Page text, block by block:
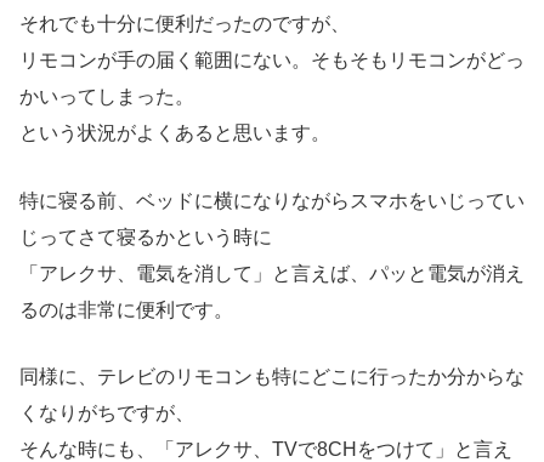
それでも十分に便利だったのですが、
リモコンが手の届く範囲にない。そもそもリモコンがどっ
かいってしまった。
という状況がよくあると思います。
特に寝る前、ベッドに横になりながらスマホをいじってい
じってさて寝るかという時に
「アレクサ、電気を消して」と言えば、パッと電気が消え
るのは非常に便利です。
同様に、テレビのリモコンも特にどこに行ったか分からな
くなりがちですが、
そんな時にも、「アレクサ、TVで8CHをつけて」と言え